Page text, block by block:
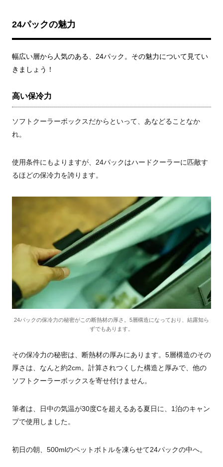
24パックの魅力
幅広い層から人気のある、24パック。その魅力について見てい
きましょう！
高い保冷力
ソフトクーラーボックスだからといって、あなどることなか
れ。
使用条件にもよりますが、24パックはハードクーラーに匹敵す
るほどの保冷力を誇ります。
24パックの保冷力の秘密がこの断熱材の厚さ。5層構造になっており、結露知ら
ずでもあります。
その保冷力の秘密は、断熱材の厚みにあります。5層構造のその
厚さは、なんと約2cm。計算されつくした構造と厚みで、他の
ソフトクーラーボックスを寄せ付けません。
筆者は、日中の気温が30度Cを超えるある夏日に、 1泊のキャン
プで使用しました。
初日の朝、500mlのペットボトルを凍らせて24パックの中へ。